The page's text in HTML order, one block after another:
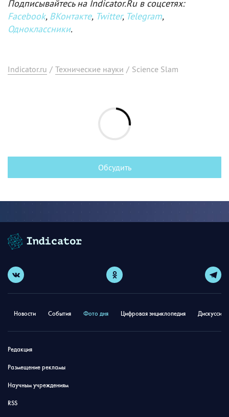
Подписывайтесь на Indicator.Ru в соцсетях:
Facebook, ВКонтакте, Twitter, Telegram,
Одноклассники.
Indicator.ru / Технические науки / Science Slam
Обсудить
Новости События Фото дня Цифровая энциклопедия
Редакция
Размещение рекламы
Научным учреждениям
RSS